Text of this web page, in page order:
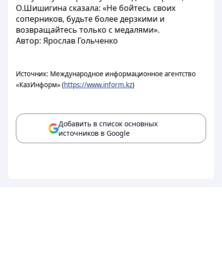
О.Шишигина сказала: «Не бойтесь своих
соперников, будьте более дерзкими и
возвращайтесь только с медалями».
Автор: Ярослав Гольченко
Источник: Международное информационное агентство
«КазИнформ» (https://www.inform.kz)
Добавить в список основных
источников в Google